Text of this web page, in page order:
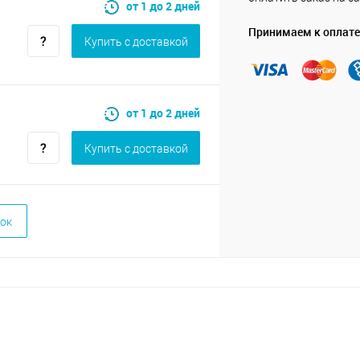
от 1 до 2 дней
Купить c доставкой
от 1 до 2 дней
Купить c доставкой
Принимаем к оплате